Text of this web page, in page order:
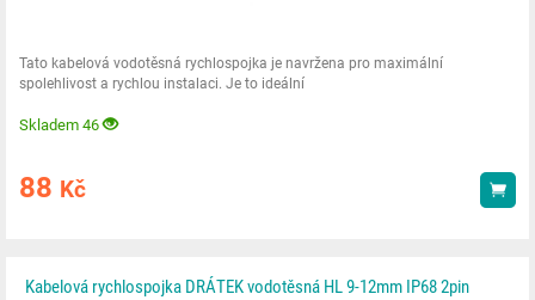
Tato kabelová vodotěsná rychlospojka je navržena pro maximální
spolehlivost a rychlou instalaci. Je to ideální
Skladem 46
88 Kč
Kabelová rychlospojka DRÁTEK vodotěsná HL 9-12mm IP68 2pin